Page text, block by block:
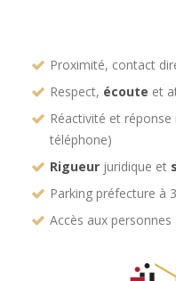
Proximité, contact
Respect, écoute et
Réactivité et
téléphone)
Rigueur juridique et
Parking préfecture à
Accès aux